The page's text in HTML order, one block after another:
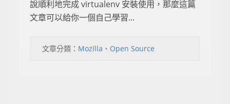
說順利地完成 virtualenv 安裝使用，那麼這篇
文章可以給你一個自己學習...
文章分類： Mozilla 、 Open Source